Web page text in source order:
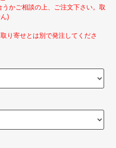
かご相談の上、ご注文下さい。取
)
り寄せとは別で発注してくださ